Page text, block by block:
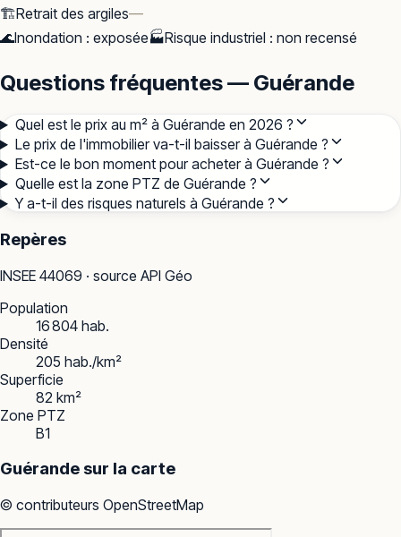
🏗️Retrait des argiles—
🌊Inondation : exposée🏭Risque industriel : non recensé
Questions fréquentes — Guérande
Quel est le prix au m² à Guérande en 2026 ?
Le prix de l'immobilier va-t-il baisser à Guérande ?
Est-ce le bon moment pour acheter à Guérande ?
Quelle est la zone PTZ de Guérande ?
Y a-t-il des risques naturels à Guérande ?
Repères
INSEE 44069 · source API Géo
Population
16 804 hab.
Densité
205 hab./km²
Superficie
82 km²
Zone PTZ
B1
Guérande sur la carte
© contributeurs OpenStreetMap